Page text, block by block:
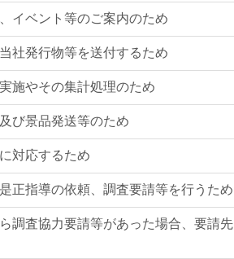
イベント等のご案内のため
社発行物等を送付するため
施やその集計処理のため
び景品発送等のため
対応するため
正指導の依頼、調査要請等を行うため
調査協力要請等があった場合、要請先